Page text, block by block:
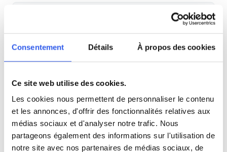
Consentement Détails À propos des cookies
Ce site web utilise des cookies.
Les cookies nous permettent de personnaliser le contenu
et les annonces, d'offrir des fonctionnalités relatives aux
médias sociaux et d'analyser notre trafic. Nous
partageons également des informations sur l'utilisation de
notre site avec nos partenaires de médias sociaux, de
Philosophie
Histoire
Économie
Espagnol